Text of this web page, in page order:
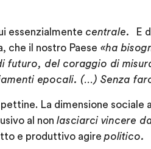
essenzialmente centrale. E
che il nostro Paese «ha
futuro, del coraggio di
epocali. (…) Senza
La dimensione sociale
al non lasciarci vincere
e produttivo agire politico.